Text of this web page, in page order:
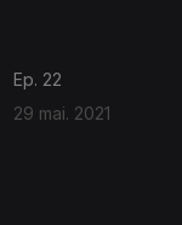
Ep. 22
29 mai. 2021